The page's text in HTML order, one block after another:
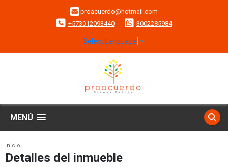
proacuerdo@hotmail.com
+573012093440
3002285984
Select Language ▼
MENÚ
Inicio
Detalles del inmueble